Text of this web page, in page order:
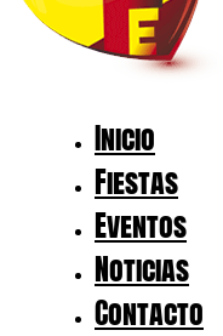
Inicio
Fiestas
Eventos
Noticias
Contacto